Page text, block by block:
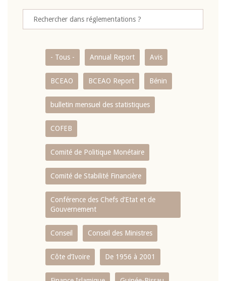
- Tous - Annual Report Avis
BCEAO BCEAO Report Bénin
bulletin mensuel des statistiques
COFEB
Comité de Politique Monétaire
Comité de Stabilité Financière
Conférence des Chefs d’Etat et de
Gouvernement
Conseil Conseil des Ministres
Côte d’Ivoire De 1956 à 2001